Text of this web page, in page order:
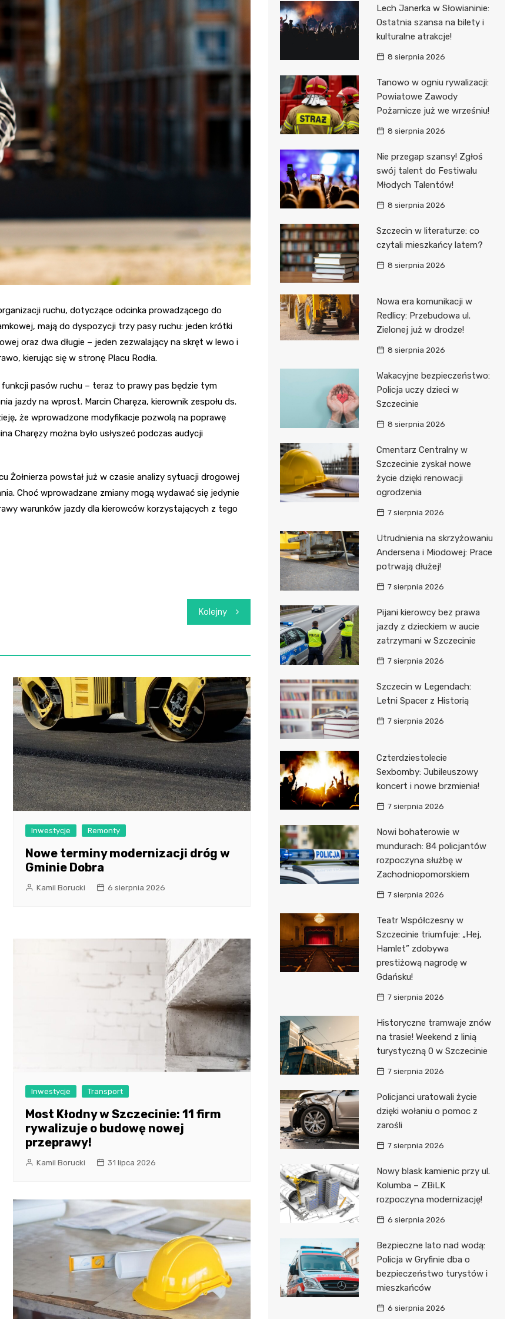
Sokołowskiego
Pomorskiej Akademii
Samodzielny Publiczny
Szpital Kliniczny nr 2
Specjalistyczny Szpital im.
A. Sokołowskiego
Samodzielny Publiczny
Wojewódzki Szpital
Zespolony im. M.
Skłodowskiej-Curi
ruchu, dotyczące odcinka prowadzącego do
mają do dyspozycji trzy pasy ruchu: jeden krótki
oraz dwa długie – jeden zezwalający na skręt w lewo i
kierując się w stronę Placu Rodła.
pasów ruchu – teraz to prawy pas będzie tym
jazdy na wprost. Marcin Charęza, kierownik zespołu ds.
że wprowadzone modyfikacje pozwolą na poprawę
Charęzy można było usłyszeć podczas audycji
Żołnierza powstał już w czasie analizy sytuacji drogowej
Choć wprowadzane zmiany mogą wydawać się jedynie
warunków jazdy dla kierowców korzystających z tego
Kolejny
Inwestycje Remonty
Nowe terminy modernizacji dróg w
Gminie Dobra
Kamil Borucki 6 sierpnia 2026
Inwestycje Transport
Most Kłodny w Szczecinie: 11 firm
rywalizuje o budowę nowej
przeprawy!
Kamil Borucki 31 lipca 2026
Lech Janerka w Słowianinie:
Ostatnia szansa na bilety i
kulturalne atrakcje!
8 sierpnia 2026
Tanowo w ogniu rywalizacji:
Powiatowe Zawody
Pożarnicze już we wrześniu!
8 sierpnia 2026
Nie przegap szansy! Zgłoś
swój talent do Festiwalu
Młodych Talentów!
8 sierpnia 2026
Szczecin w literaturze: co
czytali mieszkańcy latem?
8 sierpnia 2026
Nowa era komunikacji w
Redlicy: Przebudowa ul.
Zielonej już w drodze!
8 sierpnia 2026
Wakacyjne bezpieczeństwo:
Policja uczy dzieci w
Szczecinie
8 sierpnia 2026
Cmentarz Centralny w
Szczecinie zyskał nowe
życie dzięki renowacji
ogrodzenia
7 sierpnia 2026
Utrudnienia na skrzyżowaniu
Andersena i Miodowej: Prace
potrwają dłużej!
7 sierpnia 2026
Pijani kierowcy bez prawa
jazdy z dzieckiem w aucie
zatrzymani w Szczecinie
7 sierpnia 2026
Szczecin w Legendach:
Letni Spacer z Historią
7 sierpnia 2026
Czterdziestolecie
Sexbomby: Jubileuszowy
koncert i nowe brzmienia!
7 sierpnia 2026
Nowi bohaterowie w
mundurach: 84 policjantów
rozpoczyna służbę w
Zachodniopomorskiem
7 sierpnia 2026
Teatr Współczesny w
Szczecinie triumfuje: „Hej,
Hamlet” zdobywa
prestiżową nagrodę w
Gdańsku!
7 sierpnia 2026
Historyczne tramwaje znów
na trasie! Weekend z linią
turystyczną 0 w Szczecinie
7 sierpnia 2026
Policjanci uratowali życie
dzięki wołaniu o pomoc z
zarośli
7 sierpnia 2026
Nowy blask kamienic przy ul.
Kolumba – ZBiLK
rozpoczyna modernizację!
6 sierpnia 2026
Bezpieczne lato nad wodą:
Policja w Gryfinie dba o
bezpieczeństwo turystów i
mieszkańców
6 sierpnia 2026